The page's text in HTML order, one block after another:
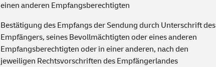
einen anderen Empfangsberechtigten
Bestätigung des Empfangs der Sendung durch Unterschrift des
Empfängers, seines Bevollmächtigten oder eines anderen
Empfangsberechtigten oder in einer anderen, nach den
jeweiligen Rechtsvorschriften des Empfängerlandes